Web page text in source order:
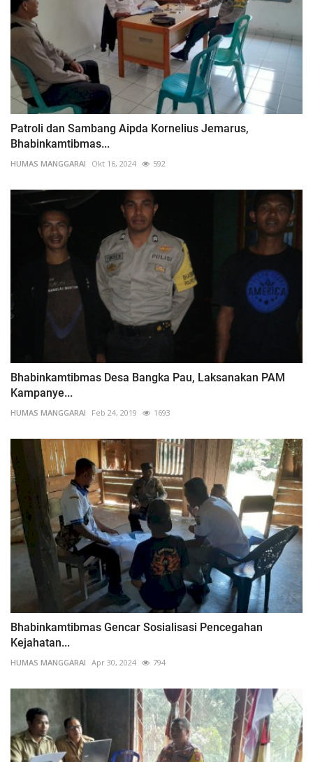
Patroli dan Sambang Aipda Kornelius Jemarus,
Bhabinkamtibmas...
HUMAS MANGGARAI Okt 16, 2024 592
Bhabinkamtibmas Desa Bangka Pau, Laksanakan PAM
Kampanye...
HUMAS MANGGARAI Feb 24, 2019 1693
Bhabinkamtibmas Gencar Sosialisasi Pencegahan
Kejahatan...
HUMAS MANGGARAI Apr 30, 2024 794